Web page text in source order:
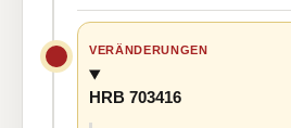
VERÄNDERUNGEN
HRB 703416